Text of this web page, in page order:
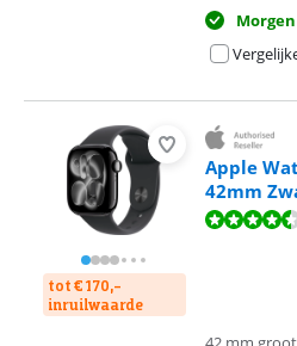
tot € 170,-
inruilwaarde
Apple
42mm
Beoordeling is 9,2 van de 10,